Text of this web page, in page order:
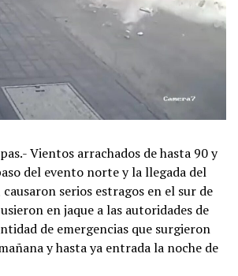
Vientos arrachados de hasta 90 y
del evento norte y la llegada del
serios estragos en el sur de
en jaque a las autoridades de
de emergencias que surgieron
y hasta ya entrada la noche de